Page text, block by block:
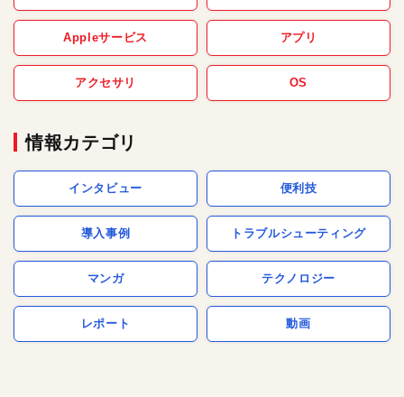
Appleサービス アプリ
アクセサリ OS
情報カテゴリ
インタビュー 便利技
導入事例 トラブルシューティング
マンガ テクノロジー
レポート 動画